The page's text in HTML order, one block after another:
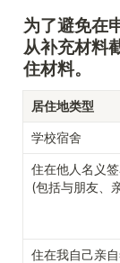
为了避免在
从补充材料
住材料。
居住地类型
学校宿舍
住在他人名义
(包括与朋友、
住在我自己亲